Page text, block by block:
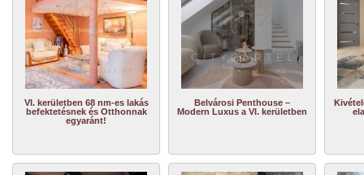
VI. kerületben 68 nm-es lakás
befektetésnek és Otthonnak
egyaránt!
Belvárosi Penthouse –
Modern Luxus a VI. kerületben